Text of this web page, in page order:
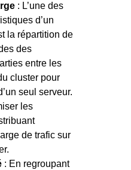
: L’une des
d’un
la répartition de
des
entre les
cluster pour
seul serveur.
les
de trafic sur
: En regroupant